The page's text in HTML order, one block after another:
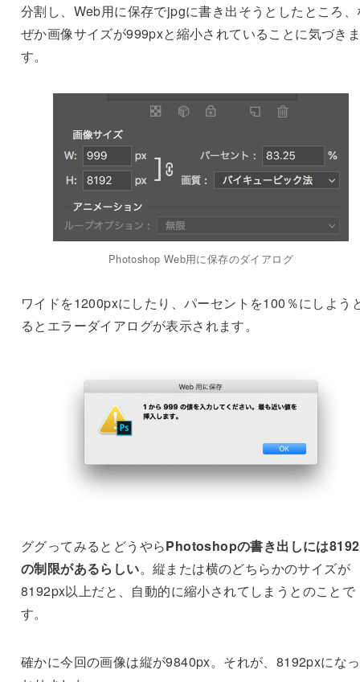
分割し、Web用に保存でjpgに書き出そうとしたところ
ぜか画像サイズが999pxと縮小されていることに気づき
す。
Photoshop Web用に保存のダイアログ
ワイドを1200pxにしたり、パーセントを100％にしよう
るとエラーダイアログが表示されます。
ググってみるとどうやらPhotoshopの書き出しには
の制限があるらしい。縦または横のどちらかのサイズが
8192px以上だと、自動的に縮小されてしまうとのことで
す。
確かに今回の画像は縦が9840px。それが、8192pxにな